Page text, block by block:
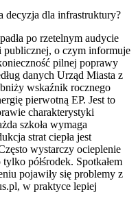
decyzja dla infrastruktury?
po rzetelnym audycie
publicznej, o czym informuje
pilnej poprawy
danych Urząd Miasta z
wskaźnik rocznego
pierwotną EP. Jest to
charakterystyki
szkoła wymaga
strat ciepła jest
wystarczy ocieplenie
półśrodek. Spotkałem
pojawiły się problemy z
w praktyce lepiej